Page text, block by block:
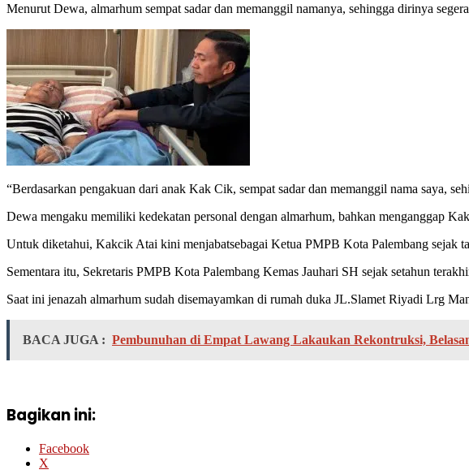
Menurut Dewa, almarhum sempat sadar dan memanggil namanya, sehingga dirinya
“Berdasarkan pengakuan dari anak Kak Cik, sempat sadar dan memanggil nama saya,
Dewa mengaku memiliki kedekatan personal dengan almarhum, bahkan menganggap
Untuk diketahui, Kakcik Atai kini menjabatsebagai Ketua PMPB Kota Palembang sejak
Sementara itu, Sekretaris PMPB Kota Palembang Kemas Jauhari SH sejak setahun
Saat ini jenazah almarhum sudah disemayamkan di rumah duka JL.Slamet Riyadi Lrg
BACA JUGA : Pembunuhan di Empat Lawang Lakaukan Rekontruksi,
Bagikan ini:
Facebook
X